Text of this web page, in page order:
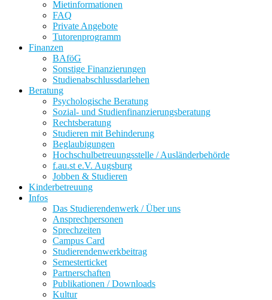
Mietinformationen
FAQ
Private Angebote
Tutorenprogramm
Finanzen
BAföG
Sonstige Finanzierungen
Studienabschlussdarlehen
Beratung
Psychologische Beratung
Sozial- und Studienfinanzierungsberatung
Rechtsberatung
Studieren mit Behinderung
Beglaubigungen
Hochschulbetreuungsstelle / Ausländerbehörde
f.au.st e.V. Augsburg
Jobben & Studieren
Kinderbetreuung
Infos
Das Studierendenwerk / Über uns
Ansprechpersonen
Sprechzeiten
Campus Card
Studierendenwerkbeitrag
Semesterticket
Partnerschaften
Publikationen / Downloads
Kultur